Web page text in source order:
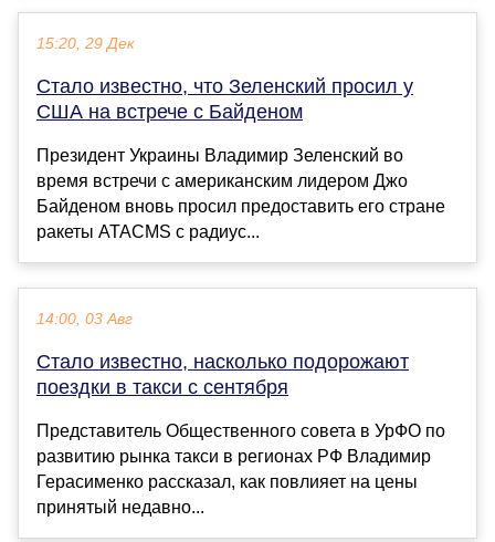
15:20, 29 Дек
Стало известно, что Зеленский просил у
США на встрече с Байденом
Президент Украины Владимир Зеленский во
время встречи с американским лидером Джо
Байденом вновь просил предоставить его стране
ракеты ATACMS с радиус...
14:00, 03 Авг
Стало известно, насколько подорожают
поездки в такси с сентября
Представитель Общественного совета в УрФО по
развитию рынка такси в регионах РФ Владимир
Герасименко рассказал, как повлияет на цены
принятый недавно...